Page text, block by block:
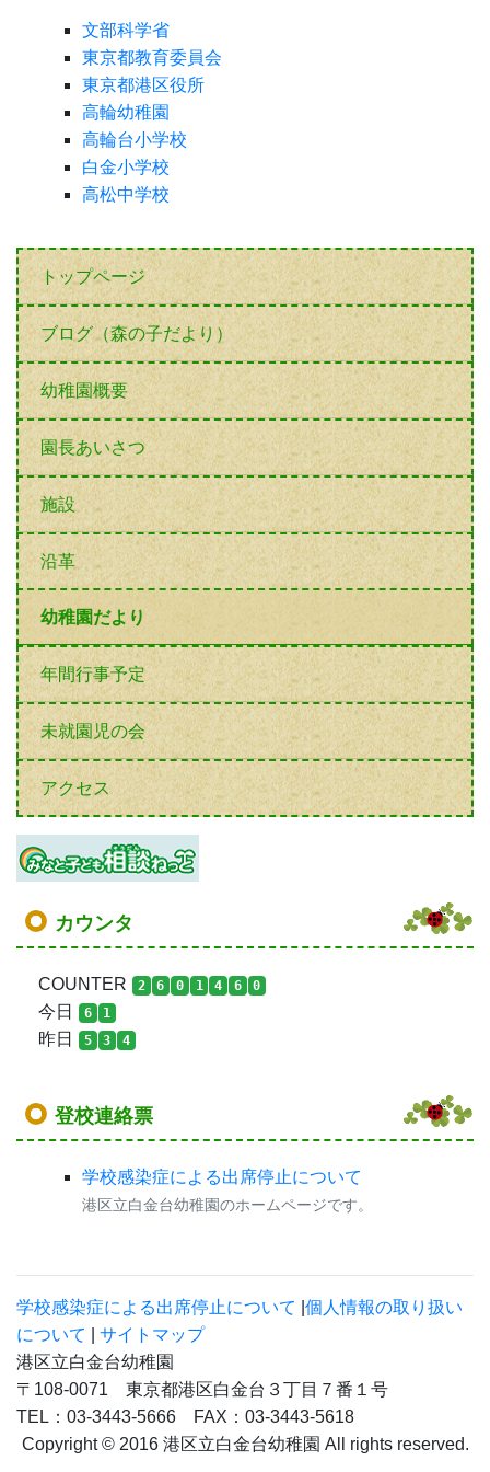
文部科学省
東京都教育委員会
東京都港区役所
高輪幼稚園
高輪台小学校
白金小学校
高松中学校
トップページ
ブログ（森の子だより）
幼稚園概要
園長あいさつ
施設
沿革
幼稚園だより
年間行事予定
未就園児の会
アクセス
カウンタ
COUNTER 2 6 0 1 4 6 0
今日 6 1
昨日 5 3 4
登校連絡票
学校感染症による出席停止について
港区立白金台幼稚園のホームページです。
学校感染症による出席停止について 個人情報の取り扱い
について
サイトマップ
港区立白金台幼稚園
〒108-0071 東京都港区白金台３丁目７番１号
TEL：03-3443-5666 FAX：03-3443-5618
Copyright © 2016 港区立白金台幼稚園 All rights reserved.